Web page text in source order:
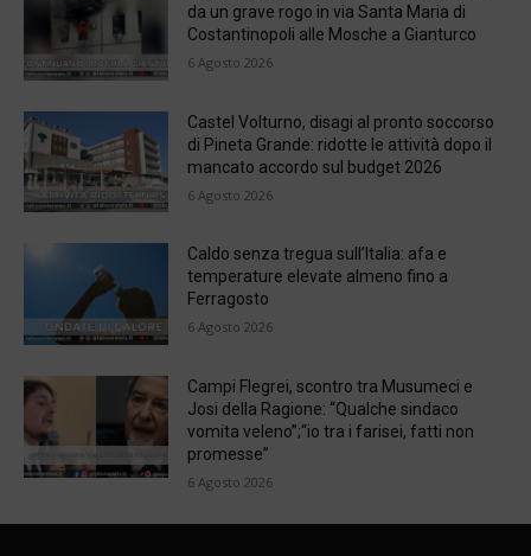
da un grave rogo in via Santa Maria di
Costantinopoli alle Mosche a Gianturco
6 Agosto 2026
Castel Volturno, disagi al pronto soccorso
di Pineta Grande: ridotte le attività dopo il
mancato accordo sul budget 2026
6 Agosto 2026
Caldo senza tregua sull’Italia: afa e
temperature elevate almeno fino a
Ferragosto
6 Agosto 2026
Campi Flegrei, scontro tra Musumeci e
Josi della Ragione: “Qualche sindaco
vomita veleno”;“io tra i farisei, fatti non
promesse”
6 Agosto 2026